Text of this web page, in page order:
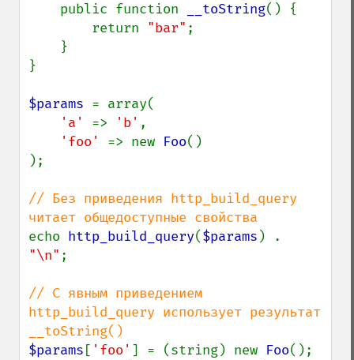
    public function
__toString() {
        return
"bar" ;
}
$params = array(
'a' => 'b' ,
'foo' => new Foo()
);
// Без приведения http_build_query
echo http_build_query($params
"\n" ;
// С явным приведением
http_build_query использует результат
$params [ 'foo' ] = (string) new Foo();